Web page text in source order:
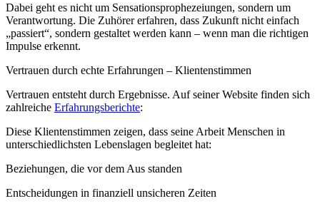
Dabei geht es nicht um Sensationsprophezeiungen, sondern um
Verantwortung. Die Zuhörer erfahren, dass Zukunft nicht einfach
„passiert“, sondern gestaltet werden kann – wenn man die richtigen
Impulse erkennt.
Vertrauen durch echte Erfahrungen – Klientenstimmen
Vertrauen entsteht durch Ergebnisse. Auf seiner Website finden sich
zahlreiche Erfahrungsberichte:
Diese Klientenstimmen zeigen, dass seine Arbeit Menschen in
unterschiedlichsten Lebenslagen begleitet hat:
Beziehungen, die vor dem Aus standen
Entscheidungen in finanziell unsicheren Zeiten